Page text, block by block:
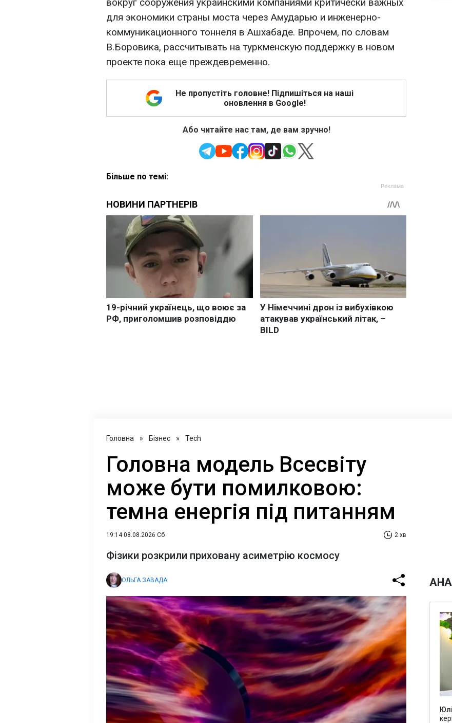
для экономики страны моста через Амударью и инженерно-
коммуникационного тоннеля в Ашхабаде. Впрочем, по словам
В.Боровика, рассчитывать на туркменскую поддержку в новом
проекте пока еще преждевременно.
Не пропустіть головне! Підпишіться на наші
оновлення в Google!
Або читайте нас там, де вам зручно!
Більше по темі:
Головна » Бізнес » Tech
Головна модель Всесвіту
може бути помилковою:
темна енергія під питанням
19:14 08.08.2026 Сб 2 хв
Фізики розкрили приховану асиметрію космосу
ОЛЬГА ЗАВАДА